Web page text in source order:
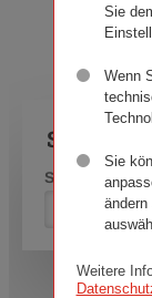
Suchen nach:
Sie
Wenn
Sie
ändern
Weitere